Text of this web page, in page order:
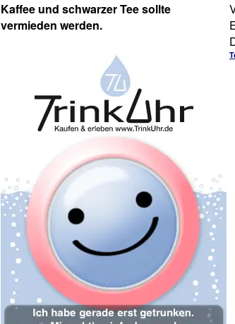
Kaffee und schwarzer Tee sollte
vermieden werden.